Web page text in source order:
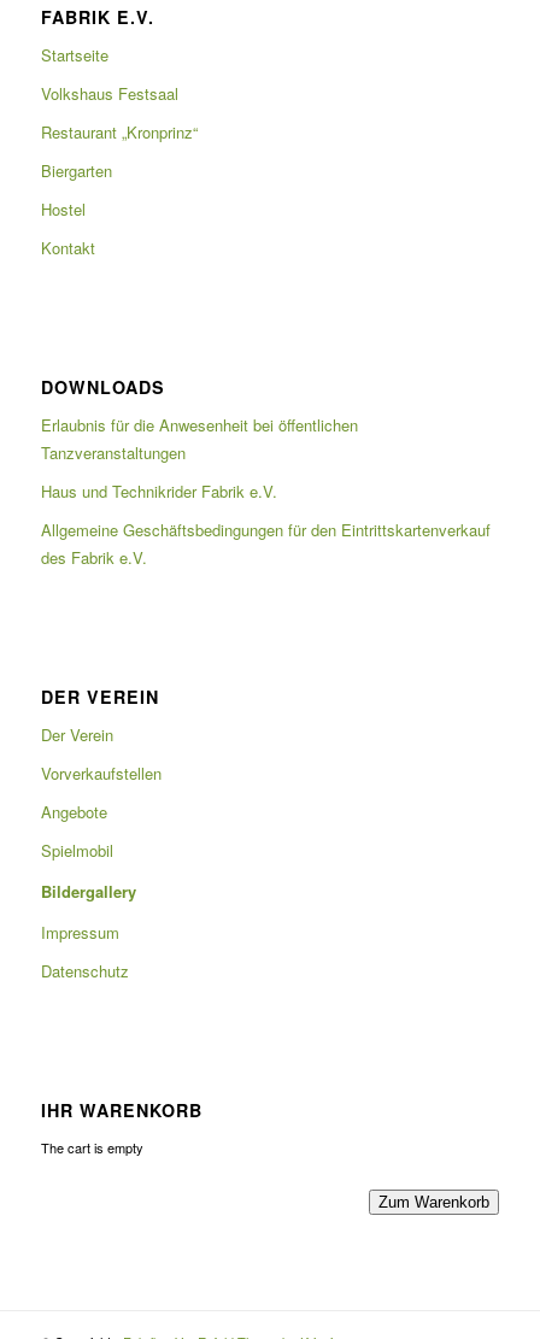
FABRIK E.V.
Startseite
Volkshaus Festsaal
Restaurant „Kronprinz“
Biergarten
Hostel
Kontakt
DOWNLOADS
Erlaubnis für die Anwesenheit bei öffentlichen
Tanzveranstaltungen
Haus und Technikrider Fabrik e.V.
Allgemeine Geschäftsbedingungen für den Eintrittskartenverkauf
des Fabrik e.V.
DER VEREIN
Der Verein
Vorverkaufstellen
Angebote
Spielmobil
Bildergallery
Impressum
Datenschutz
IHR WARENKORB
The cart is empty
Zum Warenkorb